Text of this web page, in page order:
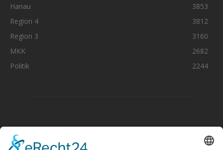
Hanau
3853
Region 4
3812
Region 3
3160
MKK
2682
Politik
2244